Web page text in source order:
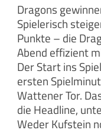
Dragons
Spielerisch
Punkte – die
Abend effizient
Der Start ins
ersten
Wattener Tor.
die Headline,
Weder Kufstein